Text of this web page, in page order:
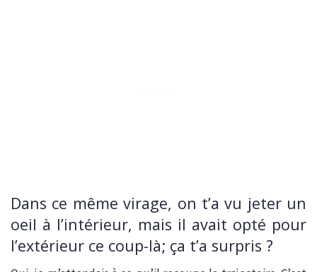
Dans ce même virage, on t’a vu jeter un
oeil à l’intérieur, mais il avait opté pour
l’extérieur ce coup-là; ça t’a surpris ?